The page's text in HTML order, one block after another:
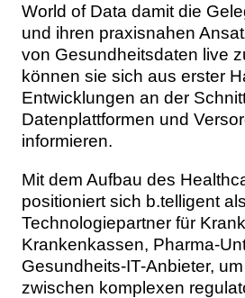
World of Data damit die
und ihren praxisnahen
von Gesundheitsdaten live
können sie sich aus erster
Entwicklungen an der
Datenplattformen und
informieren.
Mit dem Aufbau des
positioniert sich b.telligent
Technologiepartner für
Krankenkassen, Pharma-
Gesundheits-IT-Anbieter,
zwischen komplexen